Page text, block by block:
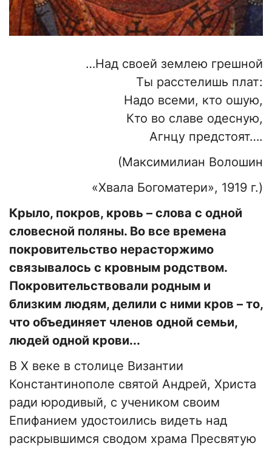
…Над своей землею грешной
Ты расстелишь плат:
Надо всеми, кто ошую,
Кто во славе одесную,
Агнцу предстоят….
(Максимилиан Волошин
«Хвала Богоматери», 1919 г.)
Крыло, покров, кровь – слова с одной
словесной поляны. Во все времена
покровительство нерасторжимо
связывалось с кровным родством.
Покровительствовали родным и
близким людям, делили с ними кров – то,
что объединяет членов одной семьи,
людей одной крови...
В Х веке в столице Византии
Константинополе святой Андрей, Христа
ради юродивый, с учеником своим
Епифанием удостоились видеть над
раскрывшимся сводом храма Пресвятую